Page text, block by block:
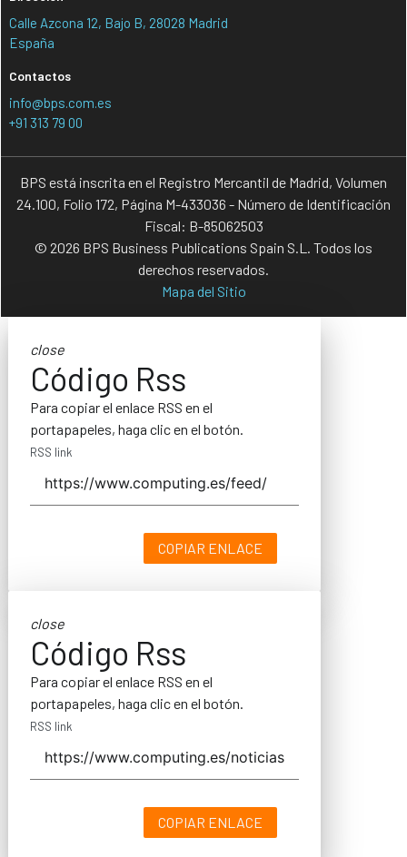
Calle Azcona 12, Bajo B, 28028 Madrid
España
Contactos
info@bps.com.es
+91 313 79 00
BPS está inscrita en el Registro Mercantil de Madrid, Volumen
24.100, Folio 172, Página M-433036 - Número de Identificación
Fiscal: B-85062503
© 2026 BPS Business Publications Spain S.L. Todos los
derechos reservados.
Mapa del Sitio
close
Código Rss
Para copiar el enlace RSS en el
portapapeles, haga clic en el botón.
RSS link
COPIAR ENLACE
close
Código Rss
Para copiar el enlace RSS en el
portapapeles, haga clic en el botón.
RSS link
COPIAR ENLACE